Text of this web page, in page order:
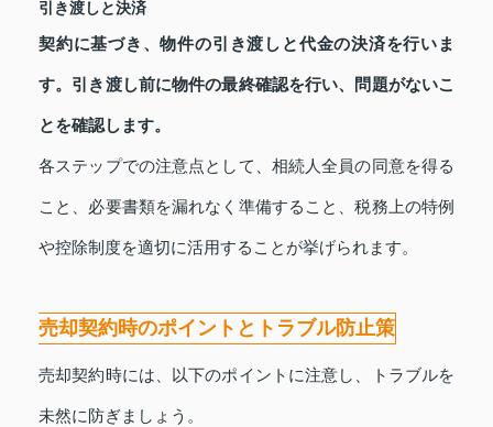
引き渡しと決済
契約に基づき、物件の引き渡しと代金の決済を行いま
す。引き渡し前に物件の最終確認を行い、問題がないこ
とを確認します。
各ステップでの注意点として、相続人全員の同意を得る
こと、必要書類を漏れなく準備すること、税務上の特例
や控除制度を適切に活用することが挙げられます。
売却契約時のポイントとトラブル防止策
売却契約時には、以下のポイントに注意し、トラブルを
未然に防ぎましょう。